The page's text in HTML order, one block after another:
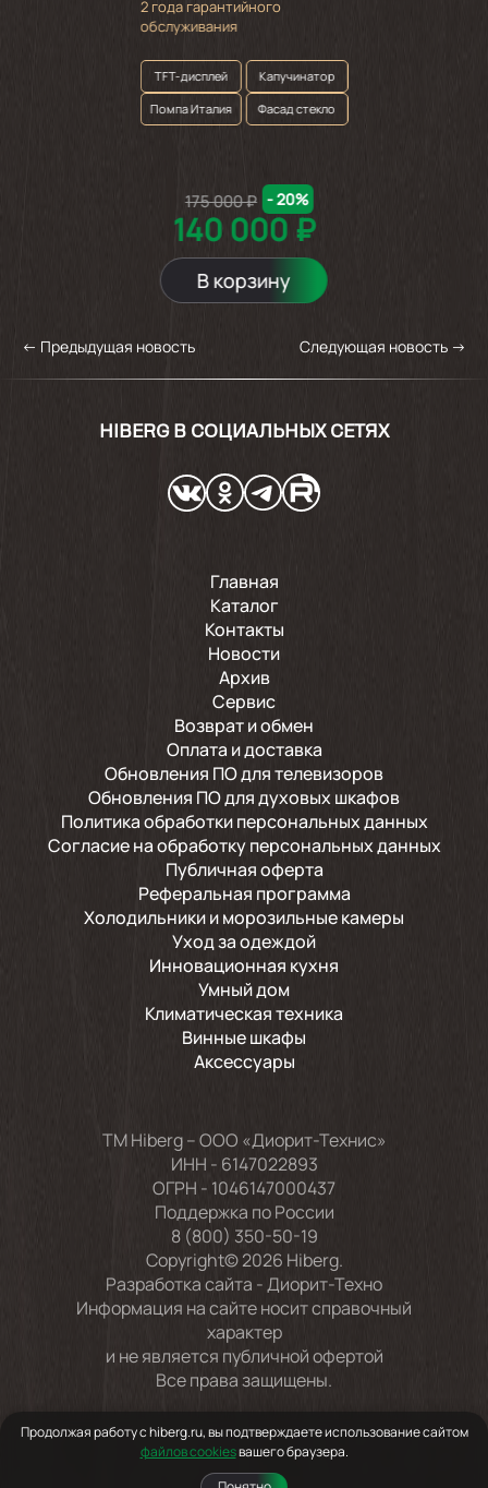
2 года гарантийного
обслуживания
TFT-дисплей
Капучинатор
Помпа Италия
Фасад стекло
140 000 ₽
175 000 ₽ - 20%
В корзину
← Предыдущая новость Следующая новость →
HIBERG В СОЦИАЛЬНЫХ СЕТЯХ
Главная
Каталог
Контакты
Новости
Архив
Сервис
Возврат и обмен
Оплата и доставка
Обновления ПО для телевизоров
Обновления ПО для духовых шкафов
Политика обработки персональных данных
Согласие на обработку персональных данных
Публичная оферта
Реферальная программа
Холодильники и морозильные камеры
Уход за одеждой
Инновационная кухня
Умный дом
Климатическая техника
Винные шкафы
Аксессуары
TM Hiberg – ООО «Диорит-Технис»
ИНН - 6147022893
ОГРН - 1046147000437
Поддержка по России
8 (800) 350-50-19
Copyright© 2026 Hiberg.
Разработка сайта -Диорит-Техно
Информация на сайте носит справочный
характер
и не является публичной офертой
Все права защищены.
Продолжая работу с hiberg.ru, вы подтверждаете использование сайтом
файлов cookiesвашего браузера.